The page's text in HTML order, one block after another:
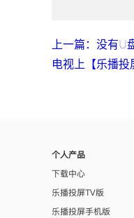
上一篇：没有U
电视上【乐播投
个人产品
下载中心
乐播投屏TV版
乐播投屏手机版